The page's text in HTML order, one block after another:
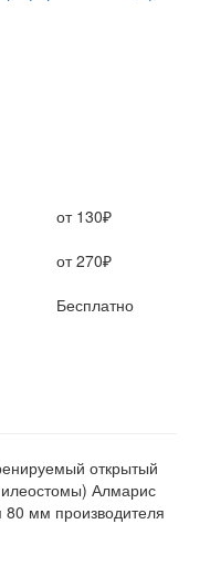
от 130₽
от 270₽
Бесплатно
открытый
Алмарис
мм производителя